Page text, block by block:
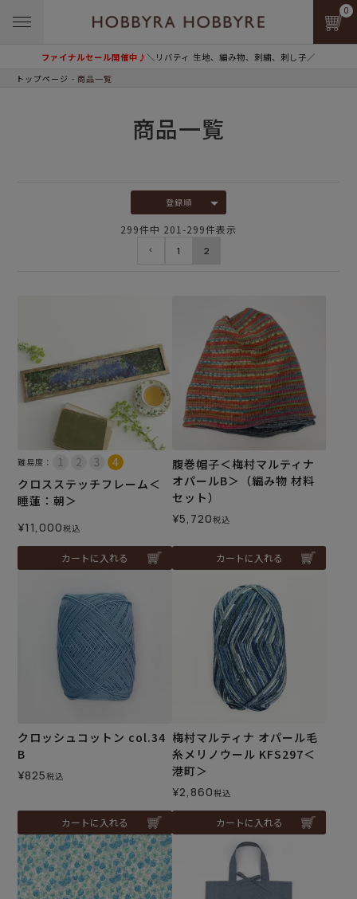
ファイナルセール開催中♪＼リバティ 生地、編み物、刺繍、刺し子／
0
トップページ 商品一覧
商品一覧
登録順
299件中 201 -299件表示
1 2
難易度：
クロスステッチフレーム＜
睡蓮：朝＞
¥11,000税込
カートに入れる
腹巻帽子＜梅村マルティナ
オパールB＞（編み物 材料
セット）
¥5,720税込
カートに入れる
クロッシュコットン col.34
B
¥825税込
カートに入れる
梅村マルティナ オパール毛
糸メリノウール KFS297＜
港町＞
¥2,860税込
カートに入れる